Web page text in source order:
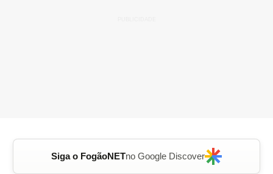
Siga o FogãoNETno Google Discover